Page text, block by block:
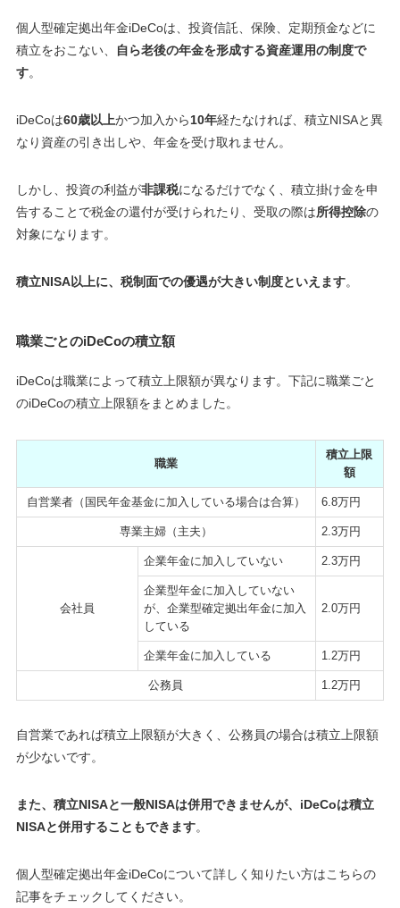
個人型確定拠出年金iDeCoは、投資信託、保険、定期預金などに
積立をおこない、
自ら老後の年金を形成する資産運用の制度で
す。
iDeCoは60歳以上かつ加入から10年経たなければ、 積立NISAと異
なり資産の引き出しや、年金を受け取れません。
しかし、投資の利益が非課税になるだけでなく、積立掛け金を申
告することで税金の還付が受けられたり、受取の際は所得控除の
対象になります。
積立NISA以上に、税制面での優遇が大きい制度といえます。
職業ごとのiDeCoの積立額
iDeCoは職業によって積立上限額が異なります。下記に職業ごと
のiDeCoの積立上限額をまとめました。
職業
積立上限
額
自営業者（国民年金基金に加入している場合は合算） 6.8万円
専業主婦（主夫） 2.3万円
会社員
企業年金に加入していない 2.3万円
企業型年金に加入していない
が、企業型確定拠出年金に加入
している
2.0万円
企業年金に加入している 1.2万円
公務員 1.2万円
自営業であれば積立上限額が大きく、公務員の場合は積立上限額
が少ないです。
また、積立NISAと一般NISAは併用できませんが、iDeCoは積立
NISAと併用することもできます。
個人型確定拠出年金iDeCoについて詳しく知りたい方はこちらの
記事をチェックしてください。